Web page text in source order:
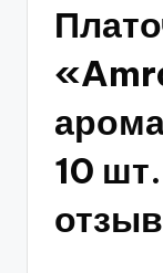
10